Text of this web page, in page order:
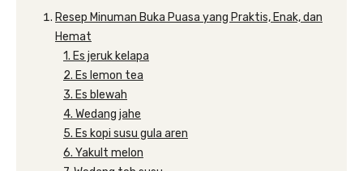
Resep Minuman Buka Puasa yang Praktis, Enak, dan
Hemat
1. Es jeruk kelapa
2. Es lemon tea
3. Es blewah
4. Wedang jahe
5. Es kopi susu gula aren
6. Yakult melon